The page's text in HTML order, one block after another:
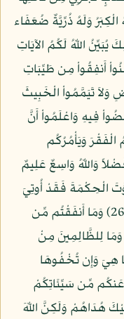
الْكِبَرُ وَلَهُ ذُرِّيَّةٌ ضُعَفَاء
اللّهُ لَكُمُ الآيَاتِ
الَّذِينَ آمَنُواْ أَنفِقُواْ مِن طَيِّبَاتِ
وَلاَ تَيَمَّمُواْ الْخَبِيثَ
فِيهِ وَاعْلَمُواْ أَنَّ
يَعِدُكُمُ الْفَقْرَ وَيَأْمُرُكُم
وَاللّهُ وَاسِعٌ عَلِيمٌ
الْحِكْمَةَ فَقَدْ أُوتِيَ
خَيْرًا كَثِيرًا وَمَا يَذَّكَّرُ إِلاَّ أُوْلُواْ الأَلْبَابِ (269) وَمَا أَنفَقْتُم مِّن
وَمَا لِلظَّالِمِينَ مِنْ
هِيَ وَإِن تُخْفُوهَا
عَنكُم مِّن سَيِّئَاتِكُمْ
(271) لَّيْسَ عَلَيْكَ هُدَاهُمْ وَلَكِنَّ اللّهَ